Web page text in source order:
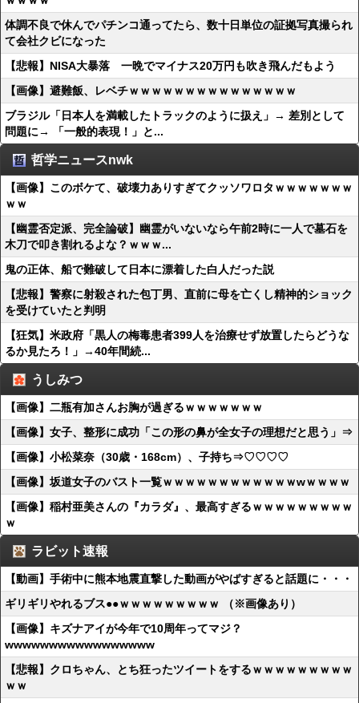
体調不良で休んでパチンコ通ってたら、数十日単位の証拠写真撮られ
て会社クビになった
【悲報】NISA大暴落 一晩でマイナス20万円も吹き飛んだもよう
【画像】避難飯、レベチｗｗｗｗｗｗｗｗｗｗｗｗｗｗｗ
ブラジル「日本人を満載したトラックのように扱え」→ 差別として
問題に→ 「一般的表現！」と...
哲学ニュースnwk
【画像】このボケて、破壊力ありすぎてクッソワロタｗｗｗｗｗｗｗ
ｗｗ
【幽霊否定派、完全論破】幽霊がいないなら午前2時に一人で墓石を
木刀で叩き割れるよな？ｗｗｗ...
鬼の正体、船で難破して日本に漂着した白人だった説
【悲報】警察に射殺された包丁男、直前に母を亡くし精神的ショック
を受けていたと判明
【狂気】米政府「黒人の梅毒患者399人を治療せず放置したらどうな
るか見たろ！」→40年間続...
うしみつ
【画像】二瓶有加さんお胸が過ぎるｗｗｗｗｗｗｗ
【画像】女子、整形に成功「この形の鼻が全女子の理想だと思う」⇒
【画像】小松菜奈（30歳・168cm）、子持ち⇒♡♡♡♡
【画像】坂道女子のバスト一覧ｗｗｗｗｗｗｗｗｗｗｗｗwｗｗｗｗ
【画像】稲村亜美さんの『カラダ』、最高すぎるｗｗｗｗｗｗｗｗｗ
ｗ
ラビット速報
【動画】手術中に熊本地震直撃した動画がやばすぎると話題に・・・
ギリギリやれるブス●●ｗｗｗｗｗｗｗｗｗ （※画像あり）
【画像】キズナアイが今年で10周年ってマジ？
wwwwwwwwwwwwwwwww
【悲報】クロちゃん、とち狂ったツイートをするｗｗｗｗｗｗｗｗｗ
ｗｗ